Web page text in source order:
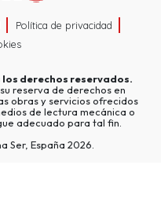
Política de privacidad
los derechos reservados.
su reserva de derechos en
obras y servicios ofrecidos
de lectura mecánica o
adecuado para tal fin.
Ser, España 2026.